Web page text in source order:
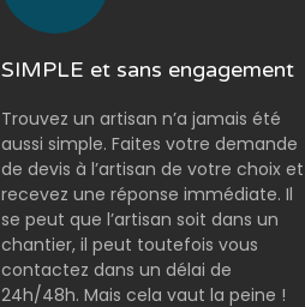
SIMPLE et sans engagement
Trouvez un artisan n’a jamais été
aussi simple. Faites votre demande
de devis à l’artisan de votre choix et
recevez une réponse immédiate. Il
se peut que l’artisan soit dans un
chantier, il peut toutefois vous
contactez dans un délai de
24h/48h. Mais cela vaut la peine !